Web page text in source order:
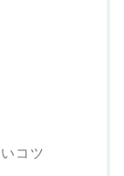
コツ